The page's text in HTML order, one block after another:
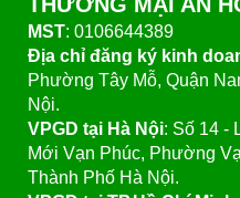
MST: 0106644389
Địa chỉ đăng ký kinh
Phường Tây Mỗ, Quận
Nội.
VPGD tại Hà Nội: Số 14 -
Mới Vạn Phúc, Phường
Thành Phố Hà Nội.